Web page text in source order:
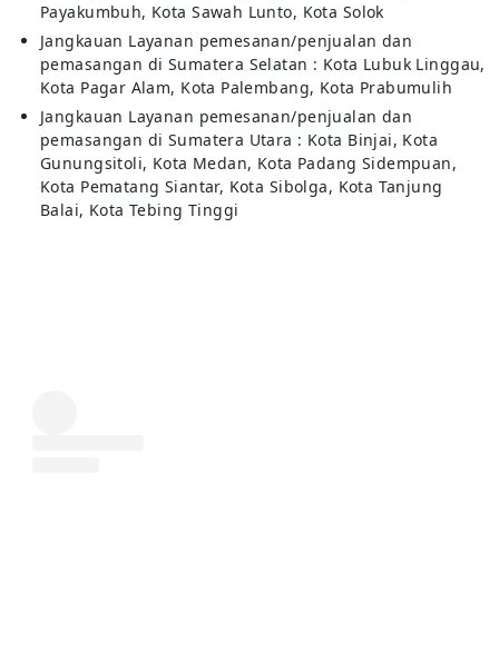
Payakumbuh, Kota Sawah Lunto, Kota Solok
Jangkauan Layanan pemesanan/penjualan dan
pemasangan di Sumatera Selatan : Kota Lubuk Linggau,
Kota Pagar Alam, Kota Palembang, Kota Prabumulih
Jangkauan Layanan pemesanan/penjualan dan
pemasangan di Sumatera Utara : Kota Binjai, Kota
Gunungsitoli, Kota Medan, Kota Padang Sidempuan,
Kota Pematang Siantar, Kota Sibolga, Kota Tanjung
Balai, Kota Tebing Tinggi